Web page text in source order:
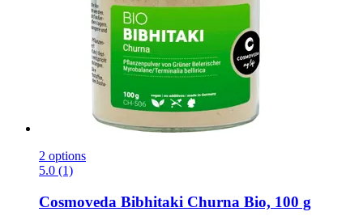
2 options
5.0 (1)
Cosmoveda Bibhitaki Churna Bio, 100 g